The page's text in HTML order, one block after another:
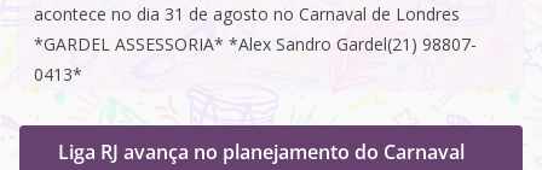
acontece no dia 31 de agosto no Carnaval de Londres
*GARDEL ASSESSORIA* *Alex Sandro Gardel(21) 98807-
0413*
Liga RJ avança no planejamento do Carnaval